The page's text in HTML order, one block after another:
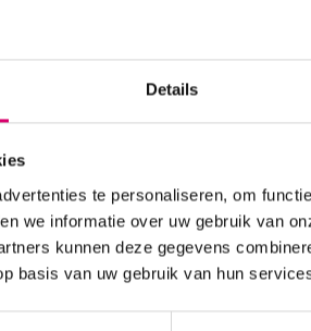
Details
te personaliseren, om
we informatie over uw gebruik van
kunnen deze gegevens
basis van uw gebruik van hun